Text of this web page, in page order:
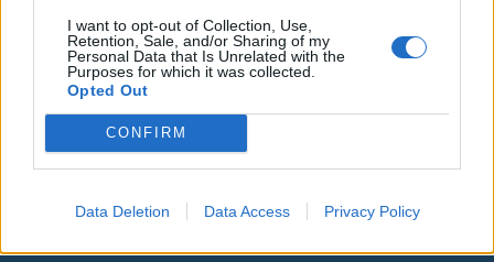
I want to opt-out of Collection, Use,
Retention, Sale, and/or Sharing of my
Personal Data that Is Unrelated with the
Purposes for which it was collected.
Opted Out
CONFIRM
Data Deletion Data Access Privacy Policy
00:00 01:16
Leonardo Maria Del Vecchio dall'ex compagna
in ospedale. Le dichiarazioni ai giornalisti